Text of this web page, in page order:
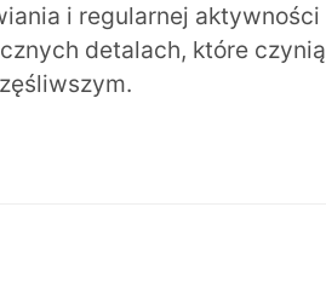
i regularnej aktywności
detalach, które czynią